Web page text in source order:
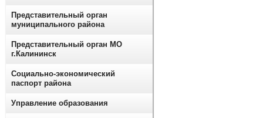
Представительный орган
муниципального района
Представительный орган МО
г.Калининск
Социально-экономический
паспорт района
Управление образования